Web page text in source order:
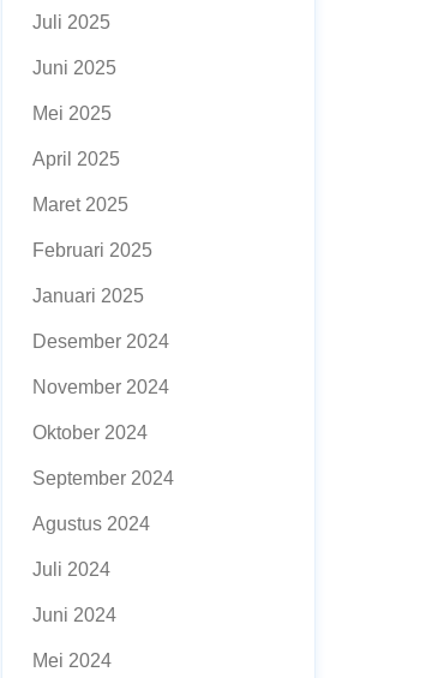
Juli 2025
Juni 2025
Mei 2025
April 2025
Maret 2025
Februari 2025
Januari 2025
Desember 2024
November 2024
Oktober 2024
September 2024
Agustus 2024
Juli 2024
Juni 2024
Mei 2024